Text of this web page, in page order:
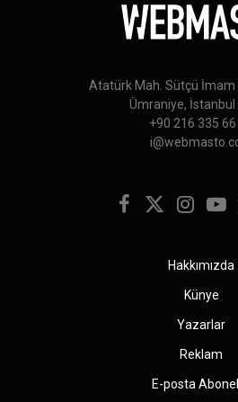
Atatürk Mah. Sütçü İmam
Ümraniye, İstanbul
+90 216 335 66
Facebook
X
Hakkımızda
Künye
Yazarlar
Reklam
E-posta